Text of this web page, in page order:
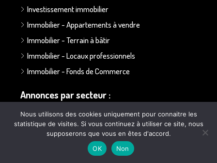
Investissement immobilier
Immobilier - Appartements à vendre
Immobilier - Terrain à bâtir
Immobilier - Locaux professionnels
Immobilier - Fonds de Commerce
Annonces par secteur :
Secteur Bapaume - Albert
Secteur Doullens
Secteur Ailly sur Somme
Nous utilisons des cookies uniquement pour connaitre les
statistique de visites. Si vous continuez à utiliser ce site, nous
supposerons que vous en êtes d'accord.
OK
Non